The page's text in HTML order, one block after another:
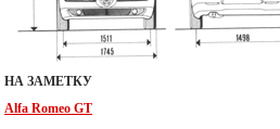
НА ЗАМЕТКУ
Alfa Romeo GT